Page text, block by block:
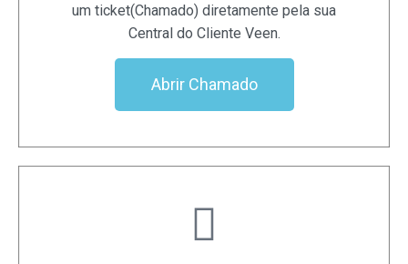
um ticket(Chamado) diretamente pela sua
Central do Cliente Veen.
Abrir Chamado